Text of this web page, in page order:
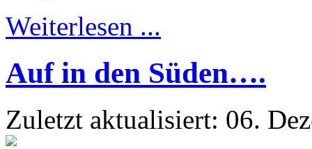
Weiterlesen ...
Auf in den Süden….
Zuletzt aktualisiert: 06.